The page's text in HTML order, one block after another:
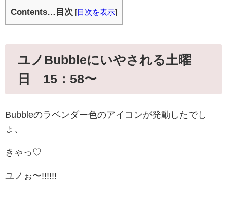
Contents…目次 [ 目次を表示]
ユノBubbleにいやされる土曜
日 15：58〜
Bubbleのラベンダー色のアイコンが発動したでし
ょ、
きゃっ♡
ユノぉ〜!!!!!!